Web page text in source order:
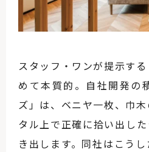
スタッフ・ワンが提示す
めて本質的。自社開発の
ズ」は、ベニヤ一枚、巾
タル上で正確に拾い出し
き出します。同社はこう